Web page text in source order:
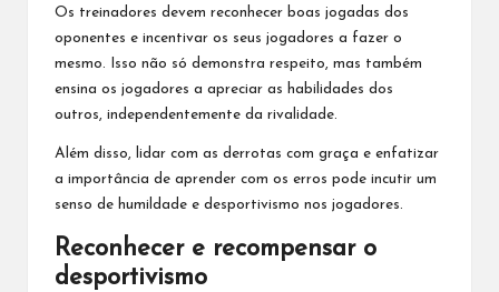
Os treinadores devem reconhecer boas jogadas dos
oponentes e incentivar os seus jogadores a fazer o
mesmo. Isso não só demonstra respeito, mas também
ensina os jogadores a apreciar as habilidades dos
outros, independentemente da rivalidade.
Além disso, lidar com as derrotas com graça e enfatizar
a importância de aprender com os erros pode incutir um
senso de humildade e desportivismo nos jogadores.
Reconhecer e recompensar o
desportivismo